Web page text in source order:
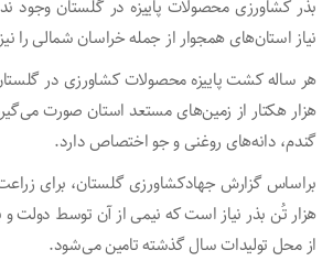
بذر کشاورزی محصولات پاییزه در گلستان وجود
نیاز استان‌های همجوار از جمله خراسان شمالی را
هزار هکتار از زمین‌های مستعد استان صورت
گندم، دانه‌های روغنی و جو اختصاص دارد.
هزار تُن بذر نیاز است که نیمی از آن توسط دولت و
از محل تولیدات سال گذشته تامین می‌شود.